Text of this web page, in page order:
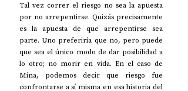
Tal vez correr el riesgo no sea la apuesta
por no arrepentirse. Quizás precisamente
es la apuesta de que arrepentirse sea
parte. Uno preferiría que no, pero puede
que sea el único modo de dar posibilidad a
lo otro; no morir en vida. En el caso de
Mina, podemos decir que riesgo fue
confrontarse a sí misma en esa historia del